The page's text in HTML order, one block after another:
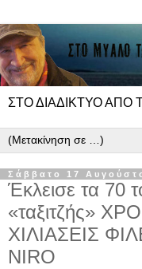
ΣΤΟ ΔΙΑΔΙΚΤΥΟ ΑΠΟ
Σάββατο 17
Έκλεισε τα 70
«ταξιτζής»
ΧΙΛΙΑΣΕΙΣ
NIRO